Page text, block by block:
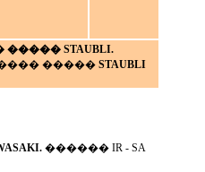
����� STAUBLI.
����� STAUBLI
������ IR - SA